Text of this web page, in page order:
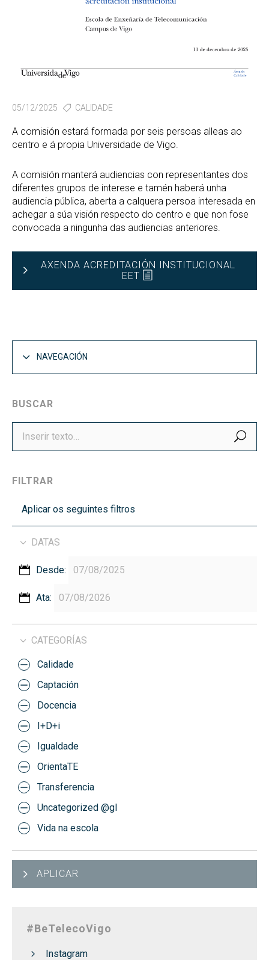
05/12/2025 CALIDADE
A comisión estará formada por seis persoas alleas ao
centro e á propia Universidade de Vigo.
A comisión manterá audiencias con representantes dos
diferentes grupos de interese e tamén haberá unha
audiencia pública, aberta a calquera persoa interesada en
achegar a súa visión respecto do centro e que non fose
convocada a ningunha das audiencias anteriores.
AXENDA ACREDITACIÓN INSTITUCIONAL
EET
NAVEGACIÓN
BUSCAR
FILTRAR
Aplicar os seguintes filtros
DATAS
Desde:
Ata:
CATEGORÍAS
Calidade
Captación
Docencia
I+D+i
Igualdade
OrientaTE
Transferencia
Uncategorized @gl
Vida na escola
APLICAR
#BeTelecoVigo
Instagram